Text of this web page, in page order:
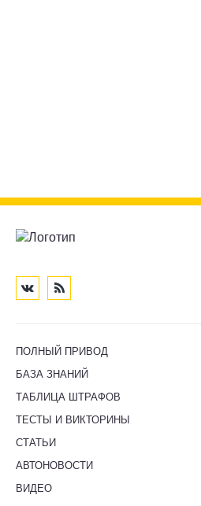
ПОЛНЫЙ ПРИВОД
БАЗА ЗНАНИЙ
ТАБЛИЦА ШТРАФОВ
ТЕСТЫ И ВИКТОРИНЫ
СТАТЬИ
АВТОНОВОСТИ
ВИДЕО